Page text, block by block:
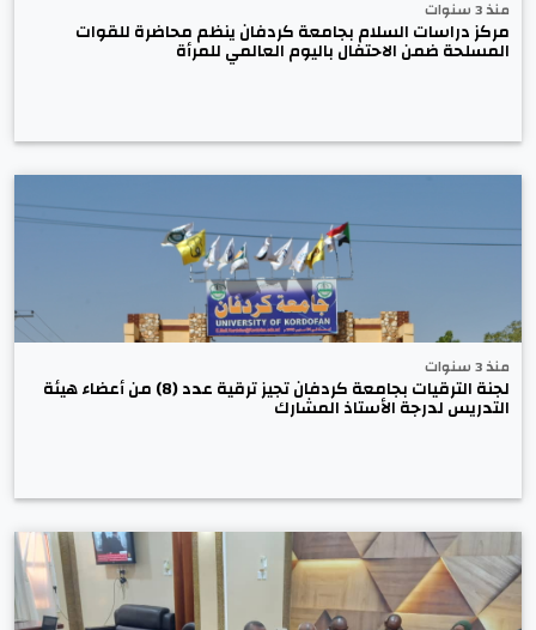
منذ 3 سنوات
مركز دراسات السلام بجامعة كردفان ينظم محاضرة للقوات
المسلحة ضمن الاحتفال باليوم العالمي للمرأة
منذ 3 سنوات
لجنة الترقيات بجامعة كردفان تجيز ترقية عدد (8) من أعضاء هيئة
التدريس لدرجة الأستاذ المشارك